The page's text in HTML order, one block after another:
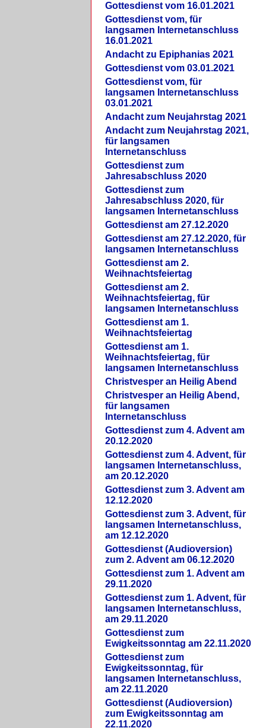
Gottesdienst vom 16.01.2021
Gottesdienst vom, für
langsamen Internetanschluss
16.01.2021
Andacht zu Epiphanias 2021
Gottesdienst vom 03.01.2021
Gottesdienst vom, für
langsamen Internetanschluss
03.01.2021
Andacht zum Neujahrstag 2021
Andacht zum Neujahrstag 2021,
für langsamen
Internetanschluss
Gottesdienst zum
Jahresabschluss 2020
Gottesdienst zum
Jahresabschluss 2020, für
langsamen Internetanschluss
Gottesdienst am 27.12.2020
Gottesdienst am 27.12.2020, für
langsamen Internetanschluss
Gottesdienst am 2.
Weihnachtsfeiertag
Gottesdienst am 2.
Weihnachtsfeiertag, für
langsamen Internetanschluss
Gottesdienst am 1.
Weihnachtsfeiertag
Gottesdienst am 1.
Weihnachtsfeiertag, für
langsamen Internetanschluss
Christvesper an Heilig Abend
Christvesper an Heilig Abend,
für langsamen
Internetanschluss
Gottesdienst zum 4. Advent am
20.12.2020
Gottesdienst zum 4. Advent, für
langsamen Internetanschluss,
am 20.12.2020
Gottesdienst zum 3. Advent am
12.12.2020
Gottesdienst zum 3. Advent, für
langsamen Internetanschluss,
am 12.12.2020
Gottesdienst (Audioversion)
zum 2. Advent am 06.12.2020
Gottesdienst zum 1. Advent am
29.11.2020
Gottesdienst zum 1. Advent, für
langsamen Internetanschluss,
am 29.11.2020
Gottesdienst zum
Ewigkeitssonntag am 22.11.2020
Gottesdienst zum
Ewigkeitssonntag, für
langsamen Internetanschluss,
am 22.11.2020
Gottesdienst (Audioversion)
zum Ewigkeitssonntag am
22.11.2020